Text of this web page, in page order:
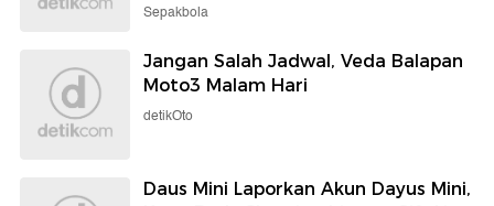
Sepakbola
Jangan Salah Jadwal, Veda Balapan
Moto3 Malam Hari
detikOto
Daus Mini Laporkan Akun Dayus Mini,